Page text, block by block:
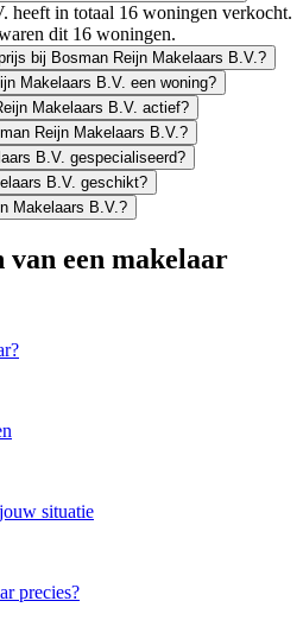
heeft in totaal 16 woningen verkocht.
dit 16 woningen.
bij Bosman Reijn Makelaars B.V.?
Makelaars B.V. een woning?
Makelaars B.V. actief?
Reijn Makelaars B.V.?
B.V. gespecialiseerd?
B.V. geschikt?
Makelaars B.V.?
een makelaar
situatie
precies?